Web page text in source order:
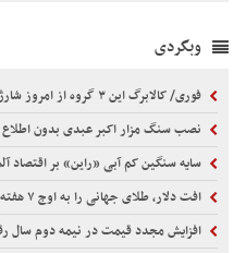
وبگردی
فوری/ کالابرگ این ۳ گروه از امروز شارژ شد
نصب سنگ مزار اکبر عبدی بدون
سایه سنگین کم آبی «راین» بر اقتصاد
افت دلار، طلای جهانی را به اوج ۷ هفته‌ای رساند
افزایش مجدد قیمت در نیمه دوم سال